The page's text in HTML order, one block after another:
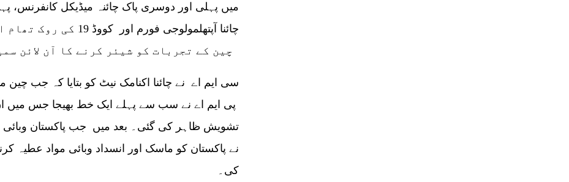
میں پہلی اور دوسری پاک چائنہ میڈیکل کانفرنس،
چائنا آپتھلمولوجی فورم
پی ایم اے نے سب سے پہلے ایک خط بھیجا جس میں
تشویش ظاہر کی گئی۔ بعد میں جب پاکستان
نے پاکستان کو ماسک اور انسداد وبائی مواد
کی۔